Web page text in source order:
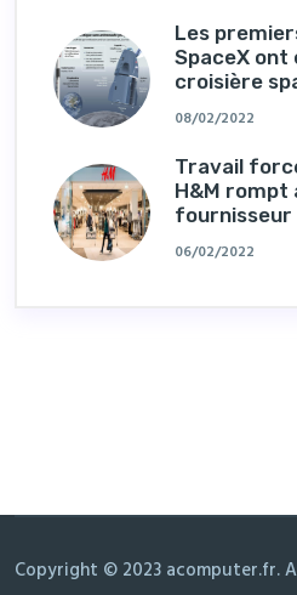
Les
SpaceX ont
croisière
08/02/2022
Travail
H&M rompt
fournisseur
06/02/2022
Copyright © 2023 acomputer.fr.